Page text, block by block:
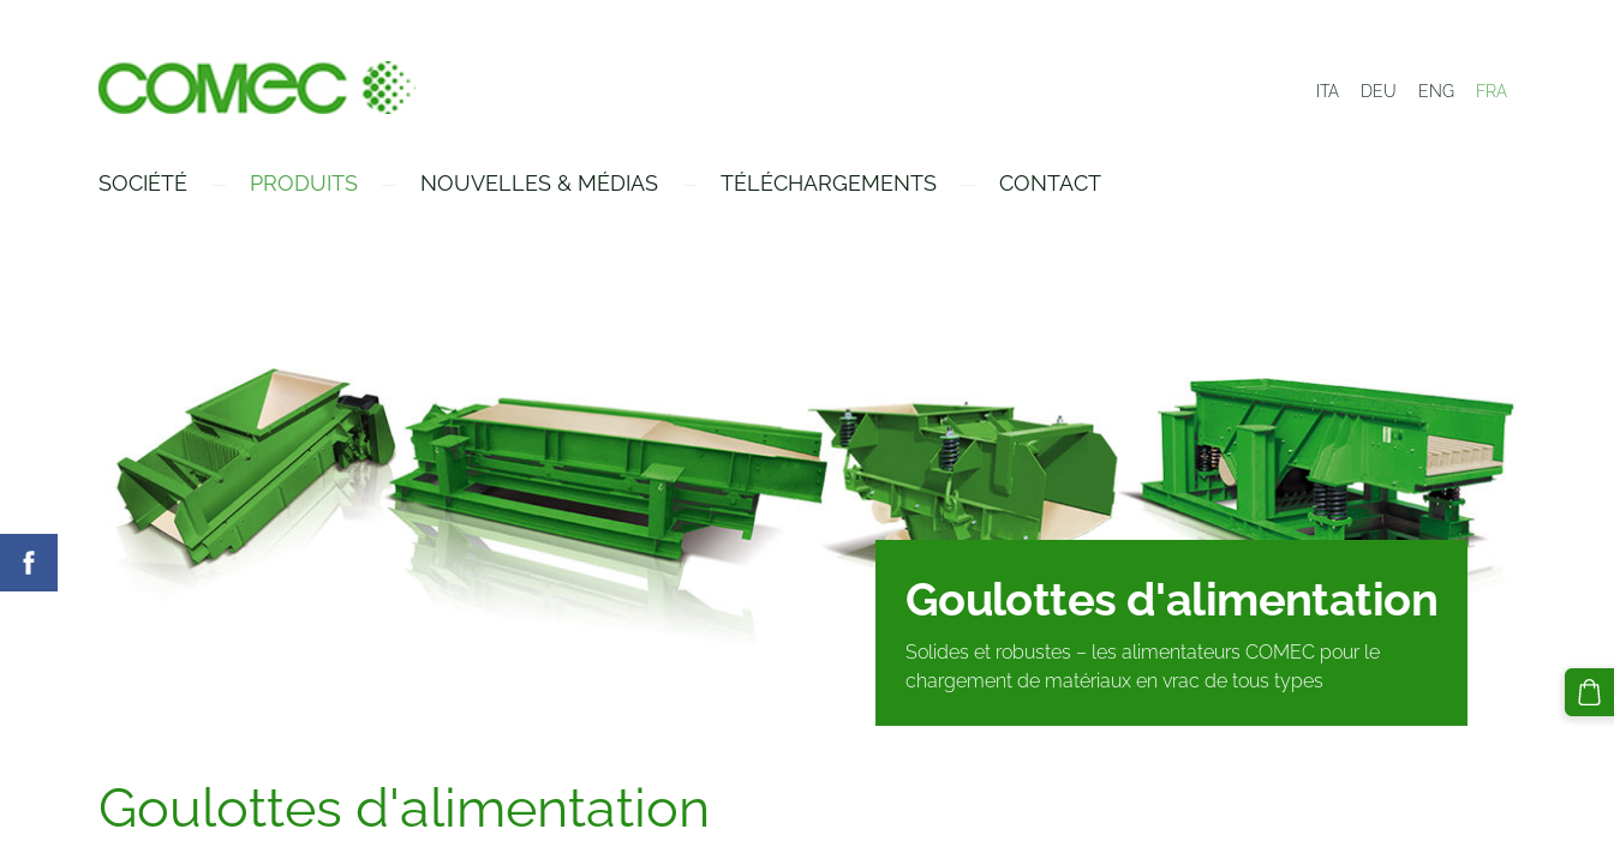
SOCIÉTÉ PRODUITS NOUVELLES & MÉDIAS TÉLÉCHARGEMENTS CONTACT
ITA DEU ENG FRA
Goulottes d'alimentation
Solides et robustes – les alimentateurs COMEC pour le
chargement de matériaux en vrac de tous types
Goulottes d'alimentation